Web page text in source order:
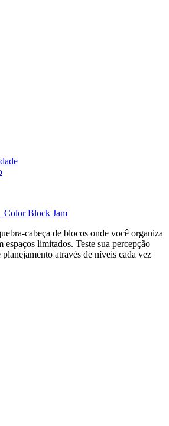
Color Block Jam
cabeça de blocos onde você organiza
espaços limitados. Teste sua percepção
através de níveis cada vez